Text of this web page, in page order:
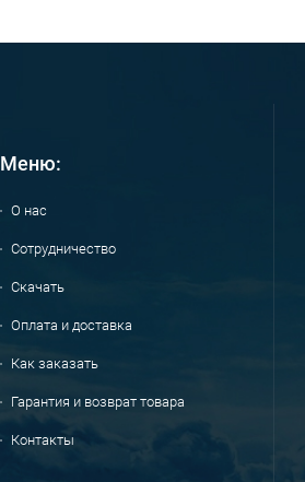
Меню:
О нас
Сотрудничество
Скачать
Оплата и доставка
Как заказать
Гарантия и возврат товара
Контакты